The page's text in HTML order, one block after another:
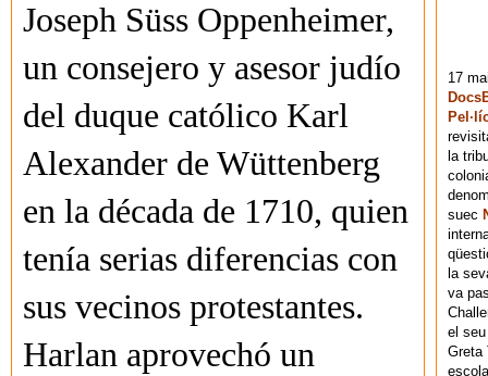
Joseph Süss Oppenheimer,
un consejero y asesor judío
del duque católico Karl
Alexander de Wüttenberg
en la década de 1710, quien
tenía serias diferencias con
sus vecinos protestantes.
Harlan aprovechó un
17
la
suec
la
va
el
Greta